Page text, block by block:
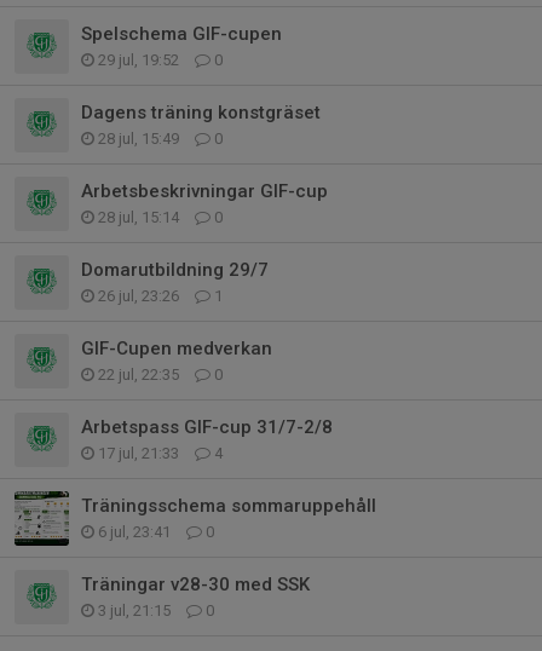
Spelschema GIF-cupen
29 jul, 19:52 0
Dagens träning konstgräset
28 jul, 15:49 0
Arbetsbeskrivningar GIF-cup
28 jul, 15:14 0
Domarutbildning 29/7
26 jul, 23:26 1
GIF-Cupen medverkan
22 jul, 22:35 0
Arbetspass GIF-cup 31/7-2/8
17 jul, 21:33 4
Träningsschema sommaruppehåll
6 jul, 23:41 0
Träningar v28-30 med SSK
3 jul, 21:15 0